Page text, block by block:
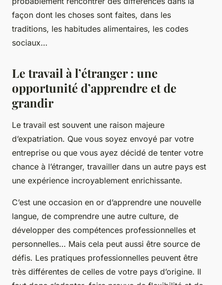
façon dont les choses sont faites, dans les
traditions, les habitudes alimentaires, les codes
sociaux…
Le travail à l’étranger : une
opportunité d’apprendre et de
grandir
Le travail est souvent une raison majeure
d’expatriation. Que vous soyez envoyé par votre
entreprise ou que vous ayez décidé de tenter votre
chance à l’étranger, travailler dans un autre pays est
une expérience incroyablement enrichissante.
C’est une occasion en or d’apprendre une nouvelle
langue, de comprendre une autre culture, de
développer des compétences professionnelles et
personnelles… Mais cela peut aussi être source de
défis. Les pratiques professionnelles peuvent être
très différentes de celles de votre pays d’origine. Il